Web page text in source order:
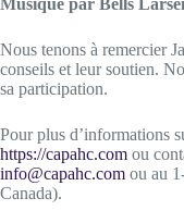
Nous tenons à remercier
conseils et leur soutien.
sa participation.
Pour plus d’informations
https://capahc.com ou
info@capahc.com ou au
Canada).